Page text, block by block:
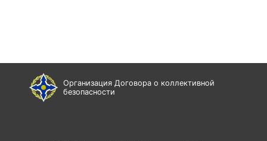
Организация Договора о коллективной
безопасности